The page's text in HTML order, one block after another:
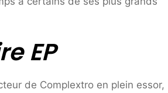
EP
de Complextro en plein essor,